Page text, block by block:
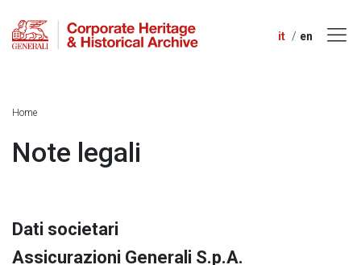
it en
Home
Note legali
Dati societari
Assicurazioni Generali S.p.A.